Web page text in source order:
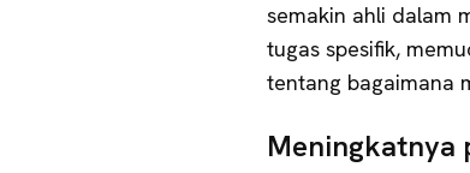
semakin ahli dalam
tugas spesifik,
tentang bagaimana
Meningkatnya